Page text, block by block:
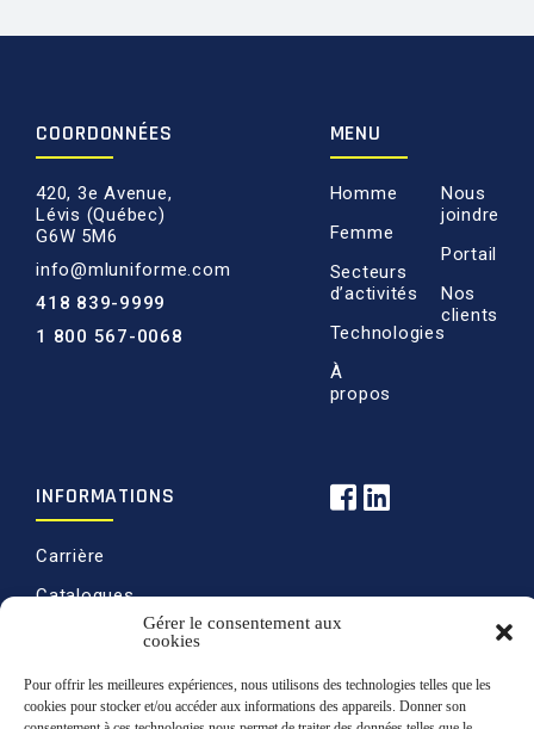
Gérer le consentement aux
cookies
Pour offrir les meilleures expériences, nous utilisons des technologies telles que les
cookies pour stocker et/ou accéder aux informations des appareils. Donner son
COORDONNÉES
420, 3e Avenue,
Lévis (Québec)
G6W 5M6
info@mluniforme.com
418 839-9999
1 800 567-0068
MENU
Homme
Femme
Secteurs
d’activités
Technologies
À
propos
Nous
joindre
Portail
Nos
clients
INFORMATIONS
Carrière
Catalogues
Politique de ventes
Politique de
confidentialité